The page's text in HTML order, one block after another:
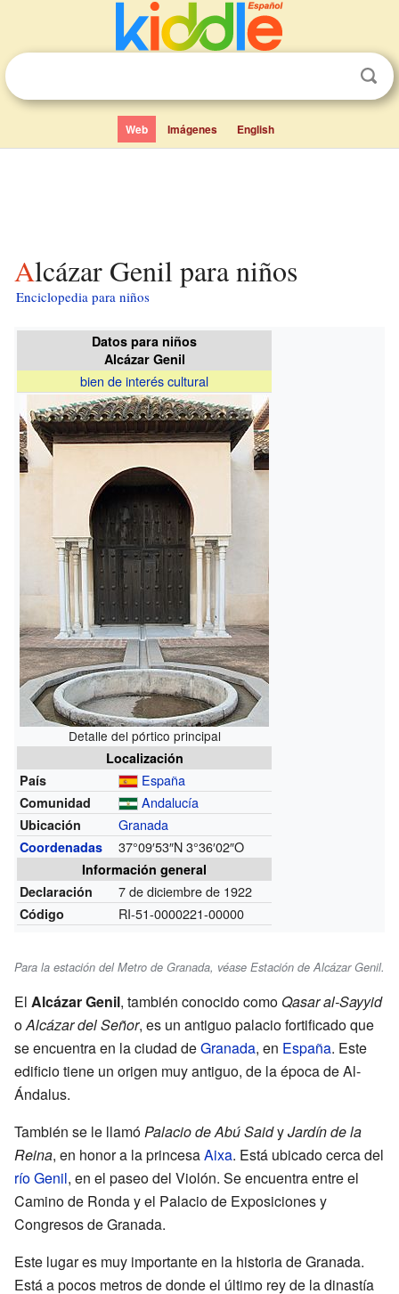
Web Imágenes English
Alcázar Genil para niños
Enciclopedia para niños
Datos para niños
Alcázar Genil
bien de interés cultural
Detalle del pórtico principal
Localización
País
España
Comunidad Andalucía
Ubicación Granada
Coordenadas 37°09′53″N3°36′02″O
Información general
Declaración
7 de diciembre de 1922
Código RI-51-0000221-00000
Para la estación del Metro de Granada, véase Estación de Alcázar Genil.
El Alcázar Genil, también conocido como Qasar al-Sayyid
oAlcázar del Señor, es un antiguo palacio fortificado que
se encuentra en la ciudad deGranada, en España. Este
edificio tiene un origen muy antiguo, de la época de Al-
Ándalus.
También se le llamóPalacio de Abú SaidyJardín de la
Reina, en honor a la princesaAixa. Está ubicado cerca del
río Genil, en el paseo del Violón. Se encuentra entre el
Camino de Ronda y el Palacio de Exposiciones y
Congresos de Granada.
Este lugar es muy importante en la historia de Granada.
Está a pocos metros de donde el último rey de la dinastía